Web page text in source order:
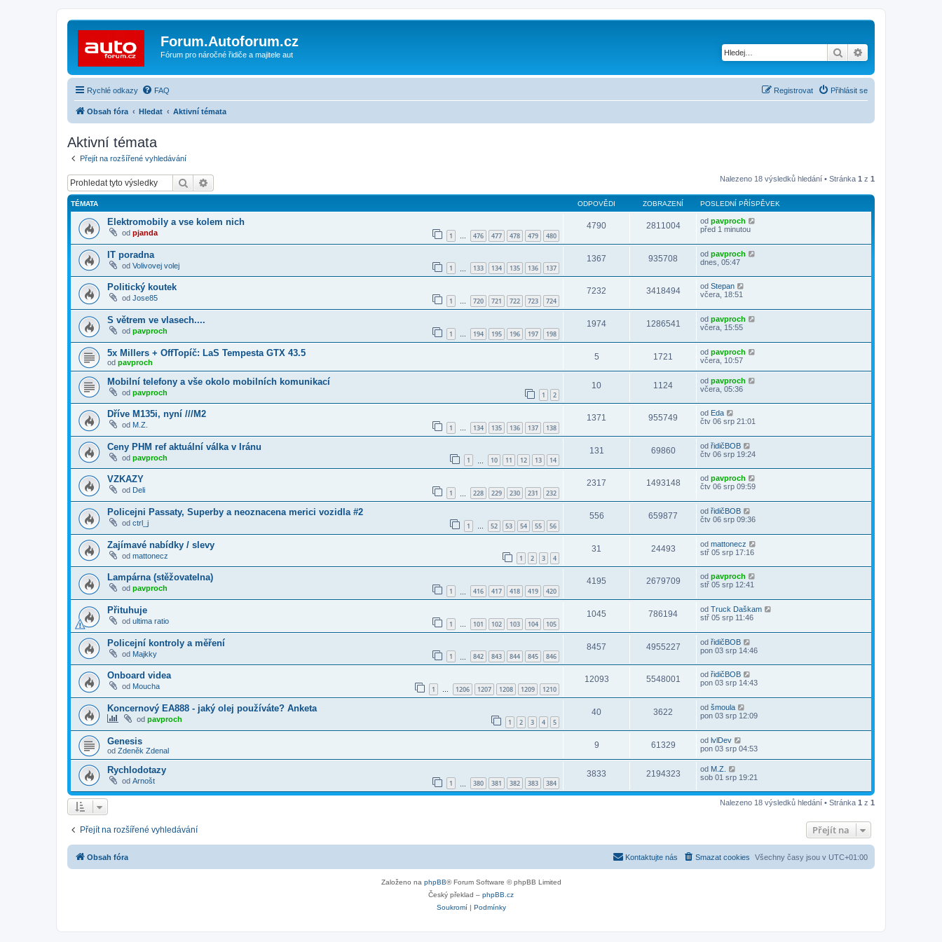
Forum.Autoforum.cz
Fórum pro náročné řidiče a majitele aut Hledat
Rychlé odkazy FAQ Přihlásit se
Registrovat
Obsah fóra Hledat Aktivní témata
Aktivní témata
Přejít na rozšířené vyhledávání
Hledat Nalezeno 18 výsledků hledání • Stránka 1 z 1
TÉMATA ODPOVĚDI ZOBRAZENÍ POSLEDNÍ PŘÍSPĚVEK
Elektromobily a vse kolem nich
od pjanda 1 … 476 477 478 479 480
4790 2811004 od pavproch
před 1 minutou
IT poradna
od Volivovej volej 1 133 134 135 136 137
1367 935708 od pavproch
dnes, 05:47
Politický koutek
od Jose85 1 … 720 721 722 723 724
7232 3418494 od Stepan
včera, 18:51
S větrem ve vlasech....
od pavproch 1 … 194 195 196 197 198
1974 1286541 od pavproch
včera, 15:55
5x Millers + OffTopíč: LaS Tempesta GTX 43.5
od pavproch
5 1721 od pavproch
včera, 10:57
Mobilní telefony a vše okolo mobilních komunikací
od pavproch 1 2
10 1124 od pavproch
včera, 05:36
Dříve M135i, nyní ///M2
od M.Z. 1 … 134 135 136 137 138
1371 955749 od Eda
čtv 06 srp 21:01
Ceny PHM ref aktuální válka v Iránu
od pavproch 1 10 11 12 13 14
131 69860 od řidičBOB
čtv 06 srp 19:24
VZKAZY
od Deli 1 228 229 230 231 232
2317 1493148 od pavproch
čtv 06 srp 09:59
Policejni Passaty, Superby a neoznacena merici vozidla #2
od ctrl_j 1 … 52 53 54 55 56
556 659877 od řidičBOB
čtv 06 srp 09:36
Zajímavé nabídky / slevy
od mattonecz 1 2 3 4
31 24493 od mattonecz
stř 05 srp 17:16
Lampárna (stěžovatelna)
od pavproch 1 416 417 418 419 420
4195 2679709 od pavproch
stř 05 srp 12:41
Přituhuje
od ultima ratio 1 … 101 102 103 104 105
1045 786194 od Truck Daškam
stř 05 srp 11:46
Policejní kontroly a měření
od Majkky 1 842 843 844 845 846
8457 4955227 od řidičBOB
pon 03 srp 14:46
Onboard videa
od Moucha 1 … 1206 1207 1208 1209 1210
12093 5548001 od řidičBOB
pon 03 srp 14:43
Koncernový EA888 - jaký olej používáte? Anketa
od pavproch 1 2 3 4 5
40 3622 od šmoula
pon 03 srp 12:09
Genesis
od Zdeněk Zdenal
9 61329 od lvlDev
pon 03 srp 04:53
Rychlodotazy
od Arnošt 1 380 381 382 383 384
3833 2194323 od M.Z.
sob 01 srp 19:21
Nalezeno 18 výsledků hledání • Stránka 1 z 1
Přejít na rozšířené vyhledávání Přejít na
Obsah fóra Všechny časy jsou v UTC+01:00
Smazat cookies
Kontaktujte nás
Založeno na phpBB® Forum Software © phpBB Limited
Český překlad – phpBB.cz
Soukromí| Podmínky